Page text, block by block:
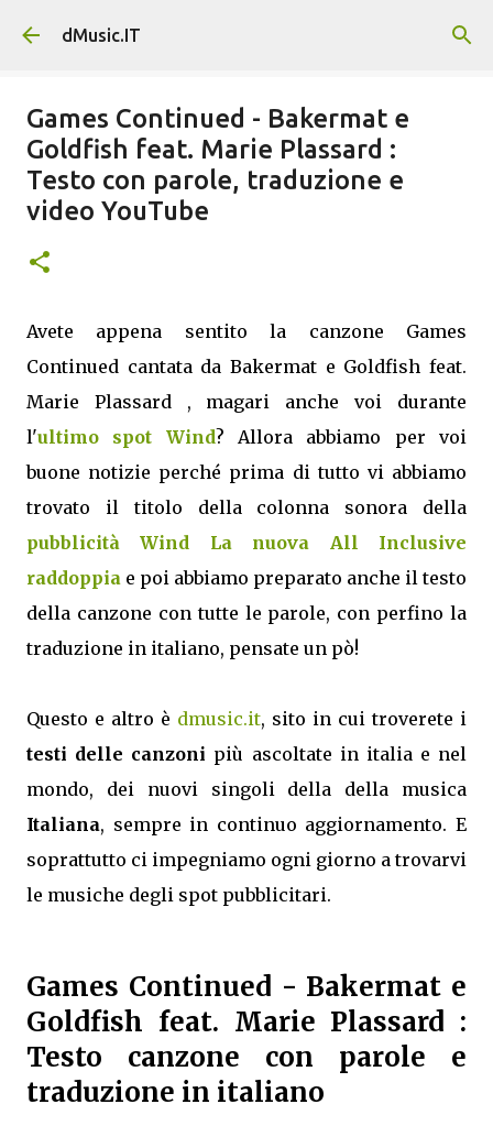
Passa ai contenuti principali
dMusic.IT
Games Continued - Bakermat e
Goldfish feat. Marie Plassard :
Testo con parole, traduzione e
video YouTube
Avete appena sentito la canzone Games
Continued cantata da Bakermat e Goldfish feat.
Marie Plassard , magari anche voi durante
l'ultimo spot Wind? Allora abbiamo per voi
buone notizie perché prima di tutto vi abbiamo
trovato il titolo della colonna sonora della
pubblicità Wind La nuova All Inclusive
raddoppia e poi abbiamo preparato anche il testo
della canzone con tutte le parole, con perfino la
traduzione in italiano, pensate un pò!
Questo e altro è dmusic.it, sito in cui troverete i
testi delle canzoni più ascoltate in italia e nel
mondo, dei nuovi singoli della della musica
Italiana, sempre in continuo aggiornamento. E
soprattutto ci impegniamo ogni giorno a trovarvi
le musiche degli spot pubblicitari.
Games Continued - Bakermat e
Goldfish feat. Marie Plassard :
Testo canzone con parole e
traduzione in italiano